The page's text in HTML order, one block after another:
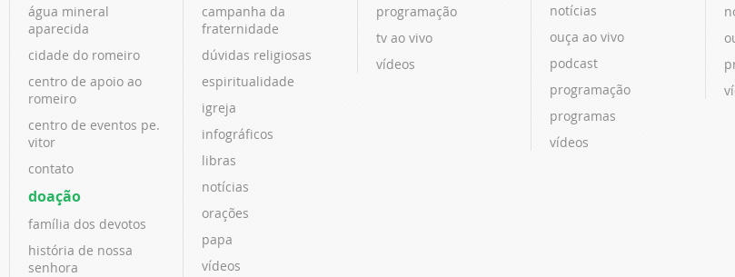
água mineral
aparecida
cidade do romeiro
centro de apoio ao
romeiro
centro de eventos pe.
vitor
contato
doação
família dos devotos
história de nossa
senhora
campanha da
fraternidade
dúvidas religiosas
espiritualidade
igreja
infográficos
libras
notícias
orações
papa
vídeos
programação
tv ao vivo
vídeos
notícias
ouça ao vivo
podcast
programação
programas
vídeos